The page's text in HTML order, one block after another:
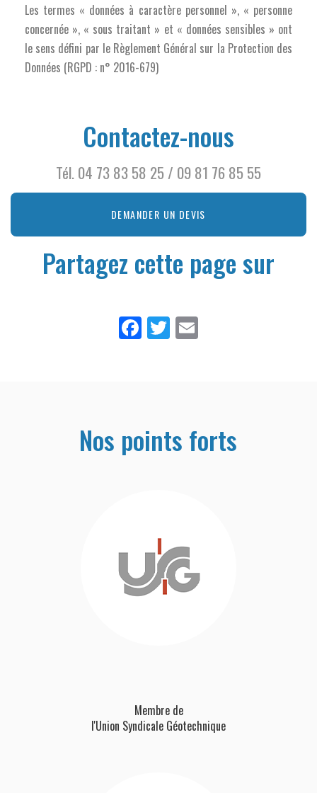
Les termes « données à caractère personnel », « personne
concernée », « sous traitant » et « données sensibles » ont
le sens défini par le Règlement Général sur la Protection des
Données (RGPD : n° 2016-679)
Contactez-nous
Tél.04 73 83 58 25/ 09 81 76 85 55
DEMANDER UN DEVIS
Partagez cette page sur
Facebook
Twitter
Nos points forts
Membre de
l'Union Syndicale Géotechnique